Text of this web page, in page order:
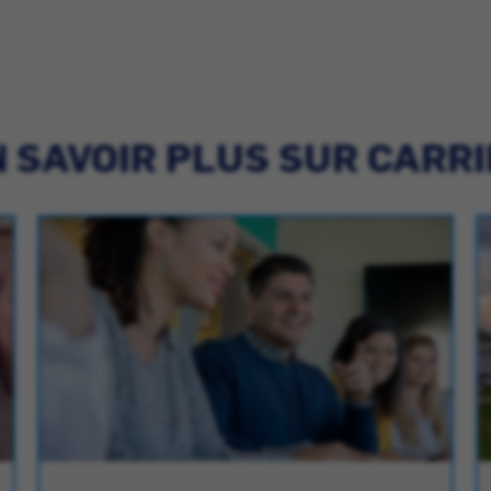
SAVOIR PLUS SUR